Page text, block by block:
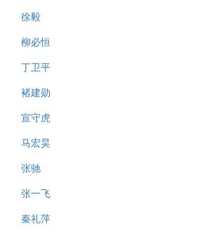
徐毅
柳必恒
丁卫平
褚建勋
宣守虎
马宏昊
张驰
张一飞
秦礼萍